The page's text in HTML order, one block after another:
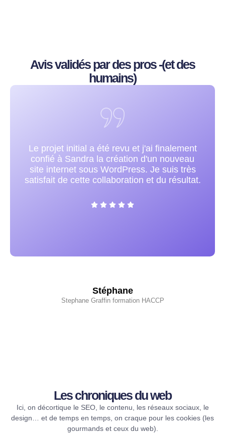
Avis validés par des pros -(et des
humains)
Valérie
Sur 2 plots
Sandra est très compétente et très
respectueuse de manière générale et
précisément dans l'exécution. Je la
recommande vivement !
Les chroniques du web​
Ici, on décortique le SEO, le contenu, les réseaux sociaux, le
design… et de temps en temps, on craque pour les cookies (les
gourmands et ceux du web).